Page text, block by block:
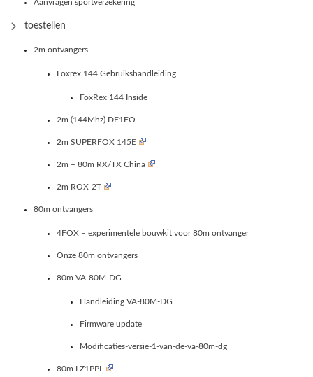
Aanvragen sportverzekering
toestellen
2m ontvangers
Foxrex 144 Gebruikshandleiding
FoxRex 144 Inside
2m (144Mhz) DF1FO
2m SUPERFOX 145E
2m – 80m RX/TX China
2m ROX-2T
80m ontvangers
4FOX – experimentele bouwkit voor 80m ontvanger
Onze 80m ontvangers
80m VA-80M-DG
Handleiding VA-80M-DG
Firmware update
Modificaties-versie-1-van-de-va-80m-dg
80m LZ1PPL